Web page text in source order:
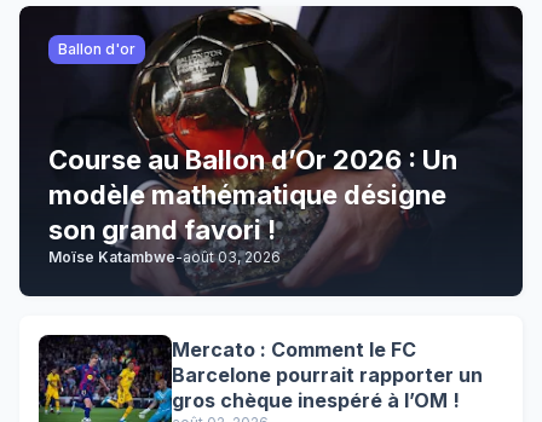
Ballon d'or
Course au Ballon d’Or 2026 : Un
modèle mathématique désigne
son grand favori !
Moïse Katambwe-août 03, 2026
Mercato : Comment le FC
Barcelone pourrait rapporter un
gros chèque inespéré à l’OM !